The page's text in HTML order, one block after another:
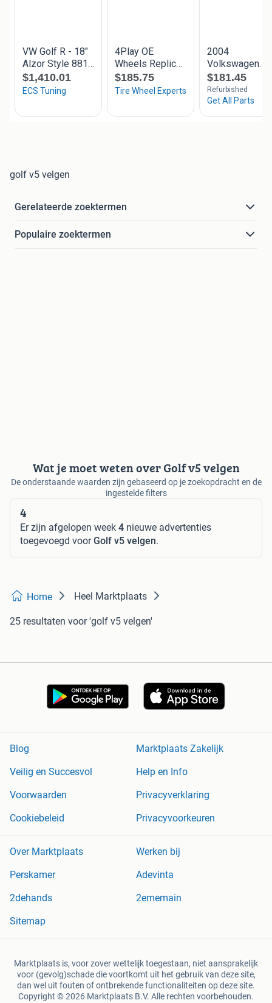
golf v5 velgen
Gerelateerde zoektermen
Populaire zoektermen
Wat je moet weten over Golf v5 velgen
De onderstaande waarden zijn gebaseerd op je zoekopdracht en de
ingestelde filters
4
Er zijn afgelopen week 4 nieuwe advertenties
toegevoegd voorGolf v5 velgen.
Home Heel Marktplaats
25 resultaten voor 'golf v5 velgen'
Blog
Marktplaats Zakelijk
Veilig en Succesvol
Help en Info
Voorwaarden
Privacyverklaring
Cookiebeleid
Privacyvoorkeuren
Over Marktplaats
Werken bij
Perskamer
Adevinta
2dehands
2ememain
Sitemap
Marktplaats is, voor zover wettelijk toegestaan, niet aansprakelijk
voor (gevolg)schade die voortkomt uit het gebruik van deze site,
dan wel uit fouten of ontbrekende functionaliteiten op deze site.
Copyright © 2026 Marktplaats B.V. Alle rechten voorbehouden.